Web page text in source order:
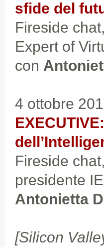
sfide del
Fireside chat,
Expert of
con
4 ottobre
Fireside chat,
presidente
Antonietta
[Silicon